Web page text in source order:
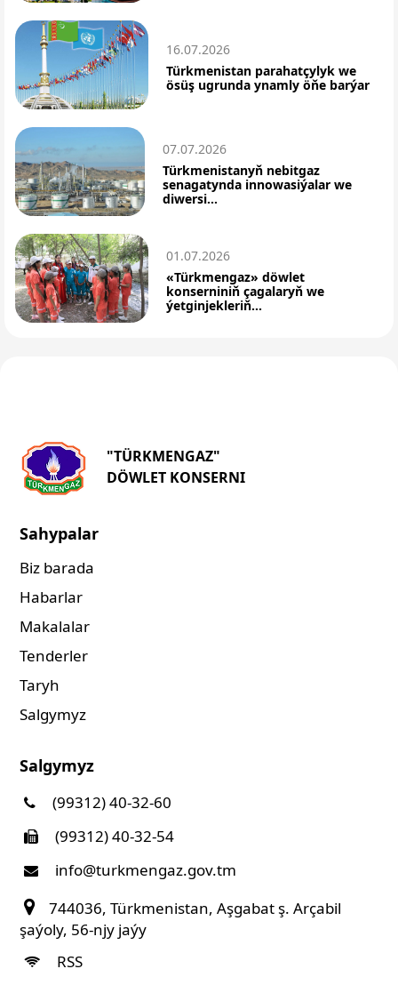
16.07.2026
Türkmenistan parahatçylyk we
ösüş ugrunda ynamly öňe barýar
07.07.2026
Türkmenistanyň nebitgaz
senagatynda innowasiýalar we
diwersi...
01.07.2026
«Türkmengaz» döwlet
konserniniň çagalaryň we
ýetginjekleriň...
"TÜRKMENGAZ"
DÖWLET KONSERNI
Sahypalar
Biz barada
Habarlar
Makalalar
Tenderler
Taryh
Salgymyz
Salgymyz
(99312) 40-32-60
(99312) 40-32-54
info@turkmengaz.gov.tm
744036, Türkmenistan, Aşgabat ş. Arçabil
şaýoly, 56-njy jaýy
RSS